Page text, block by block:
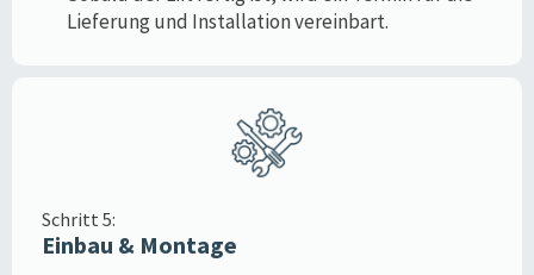
Lieferung und Installation vereinbart.
Schritt 5:
Einbau & Montage